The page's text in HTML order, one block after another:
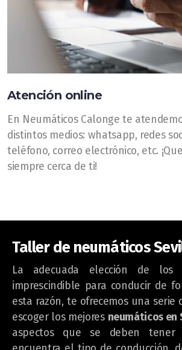
Atención online
En Neumáticos Calonge te
distintos medios: whatsapp, redes
teléfono, correo electrónico, etc.
siempre cerca de ti!
Taller de neumáticos
La adecuada elección de los
imprescindible para conducir de
esta razón, te ofrecemos una serie
escoger los mejores neumáticos en
aspectos que se deben